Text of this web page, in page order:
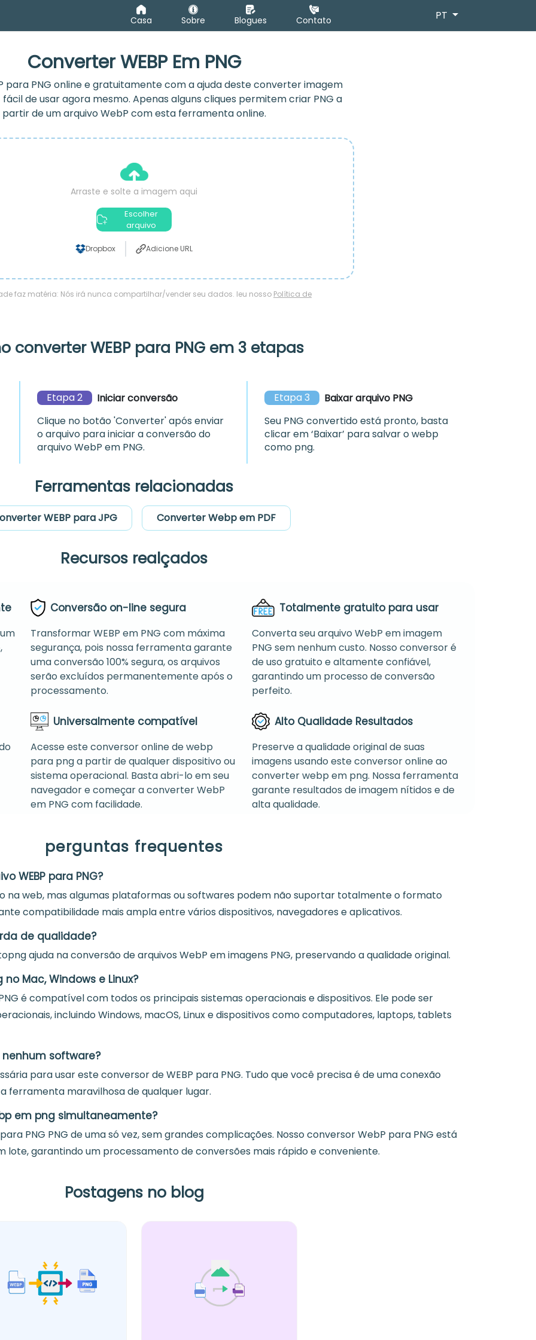
Casa Sobre Blogues Contato PT
Converter WEBP Em PNG
para PNG online e gratuitamente com a ajuda deste converter imagem
fácil de usar agora mesmo. Apenas alguns cliques permitem criar PNG a
partir de um arquivo WebP com esta ferramenta online.
Arraste e solte a imagem aqui
Escolher
arquivo
Dropbox Adicione URL
faz matéria: Nós irá nunca compartilhar/vender seu dados. leu nosso Política de
converter WEBP para PNG em 3 etapas
Etapa 2
Iniciar conversão
Clique no botão 'Converter' após enviar
o arquivo para iniciar a conversão do
arquivo WebP em PNG.
Etapa 3
Baixar arquivo PNG
Seu PNG convertido está pronto, basta
clicar em ‘Baixar’ para salvar o webp
como png.
Ferramentas relacionadas
WEBP para JPG Converter Webp em PDF
Recursos realçados
Conversão on-line segura
Transformar WEBP em PNG com máxima
segurança, pois nossa ferramenta garante
uma conversão 100% segura, os arquivos
serão excluídos permanentemente após o
processamento.
Totalmente gratuito para usar
Converta seu arquivo WebP em imagem
PNG sem nenhum custo. Nosso conversor é
de uso gratuito e altamente confiável,
garantindo um processo de conversão
perfeito.
Universalmente compatível
Acesse este conversor online de webp
para png a partir de qualquer dispositivo ou
sistema operacional. Basta abri-lo em seu
navegador e começar a converter WebP
em PNG com facilidade.
Alto Qualidade Resultados
Preserve a qualidade original de suas
imagens usando este conversor online ao
converter webp em png. Nossa ferramenta
garante resultados de imagem nítidos e de
alta qualidade.
perguntas frequentes
WEBP para PNG?
na web, mas algumas plataformas ou softwares podem não suportar totalmente o formato
compatibilidade mais ampla entre vários dispositivos, navegadores e aplicativos.
de qualidade?
ajuda na conversão de arquivos WebP em imagens PNG, preservando a qualidade original.
Mac, Windows e Linux?
é compatível com todos os principais sistemas operacionais e dispositivos. Ele pode ser
incluindo Windows, macOS, Linux e dispositivos como computadores, laptops, tablets
software?
para usar este conversor de WEBP para PNG. Tudo que você precisa é de uma conexão
ferramenta maravilhosa de qualquer lugar.
em png simultaneamente?
PNG PNG de uma só vez, sem grandes complicações. Nosso conversor WebP para PNG está
lote, garantindo um processamento de conversões mais rápido e conveniente.
Postagens no blog